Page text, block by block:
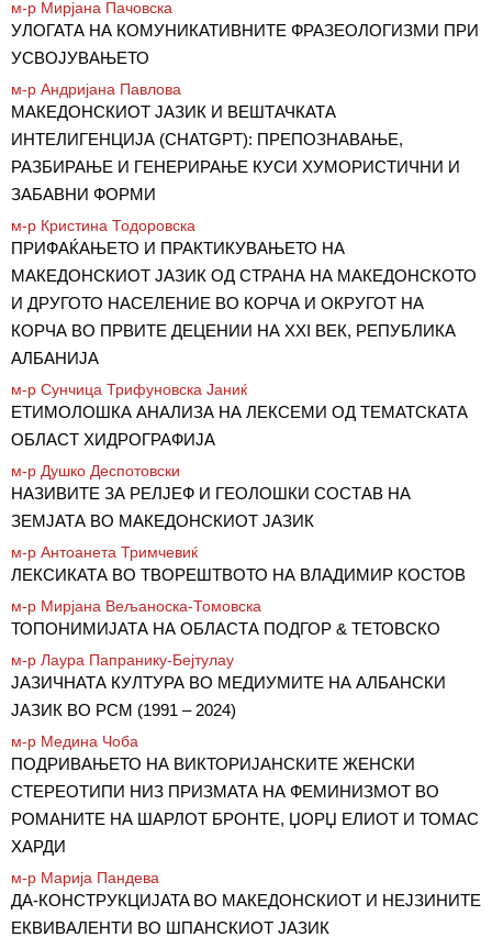
м-р Мирјана Пачовска
УЛОГАТА НА КОМУНИКАТИВНИТЕ ФРАЗЕОЛОГИЗМИ ПРИ
УСВОЈУВАЊЕТО
м-р Андријана Павлова
МАКЕДОНСКИОТ ЈАЗИК И ВЕШТАЧКАТА
ИНТЕЛИГЕНЦИЈА (СHATGPT): ПРЕПОЗНАВАЊЕ,
РАЗБИРАЊЕ И ГЕНЕРИРАЊЕ КУСИ ХУМОРИСТИЧНИ И
ЗАБАВНИ ФОРМИ
м-р Кристина Тодоровска
ПРИФАЌАЊЕТО И ПРАКТИКУВАЊЕТО НА
МАКЕДОНСКИОТ ЈАЗИК ОД СТРАНА НА МАКЕДОНСКОТО
И ДРУГОТО НАСЕЛЕНИЕ ВО КОРЧА И ОКРУГОТ НА
КОРЧА ВО ПРВИТЕ ДЕЦЕНИИ НА XXI ВЕК, РЕПУБЛИКА
АЛБАНИЈА
м-р Сунчица Трифуновска Јаниќ
ЕТИМОЛОШКА АНАЛИЗА НА ЛЕКСЕМИ ОД ТЕМАТСКАТА
ОБЛАСТ ХИДРОГРАФИЈА
м-р Душко Деспотовски
НАЗИВИТЕ ЗА РЕЛЈЕФ И ГЕОЛОШКИ СОСТАВ НА
ЗЕМЈАТА ВО МАКЕДОНСКИОТ ЈАЗИК
м-р Антоанета Тримчевиќ
ЛЕКСИКАТА ВО ТВОРЕШТВОТО НА ВЛАДИМИР КОСТОВ
м-р Мирјана Вељаноска-Томовска
ТОПОНИМИЈАТА НА ОБЛАСТА ПОДГОР & ТЕТОВСКО
м-р Лаура Папранику-Бејтулау
ЈАЗИЧНАТА КУЛТУРА ВО МЕДИУМИТЕ НА АЛБАНСКИ
ЈАЗИК ВО РСМ (1991 – 2024)
м-р Медина Чоба
ПОДРИВАЊЕТО НА ВИКТОРИЈАНСКИТЕ ЖЕНСКИ
СТЕРЕОТИПИ НИЗ ПРИЗМАТА НА ФЕМИНИЗМОТ ВО
РОМАНИТЕ НА ШАРЛОТ БРОНТЕ, ЏОРЏ ЕЛИОТ И ТОМАС
ХАРДИ
м-р Марија Пандева
ДА-КОНСТРУКЦИJATA ВО МАКЕДОНСКИОТ И НЕЈЗИНИТЕ
ЕКВИВАЛЕНТИ ВО ШПАНСКИОТ ЈАЗИК